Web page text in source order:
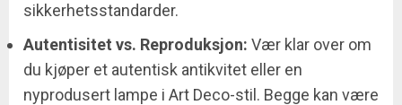
sikkerhetsstandarder.
Autentisitet vs. Reproduksjon: Vær klar over om
du kjøper et autentisk antikvitet eller en
nyprodusert lampe i Art Deco-stil. Begge kan være